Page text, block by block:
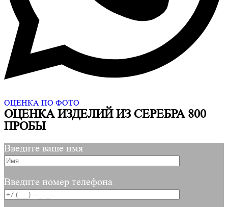
ОЦЕНКА ПО ФОТО
ОЦЕНКА ИЗДЕЛИЙ ИЗ СЕРЕБРА 800
ПРОБЫ
Введите ваше имя
Введите номер телефона